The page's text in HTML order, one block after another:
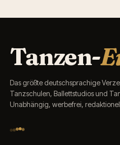
Tanzen-
Das größte deutschsprachige
Tanzschulen, Ballettstudios und
Unabhängig, werbefrei,